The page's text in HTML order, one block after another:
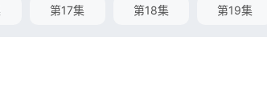
第17集 第18集 第19集